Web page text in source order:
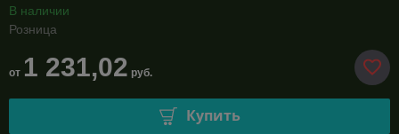
В наличии
Розница
от 1 231,02 руб.
Купить